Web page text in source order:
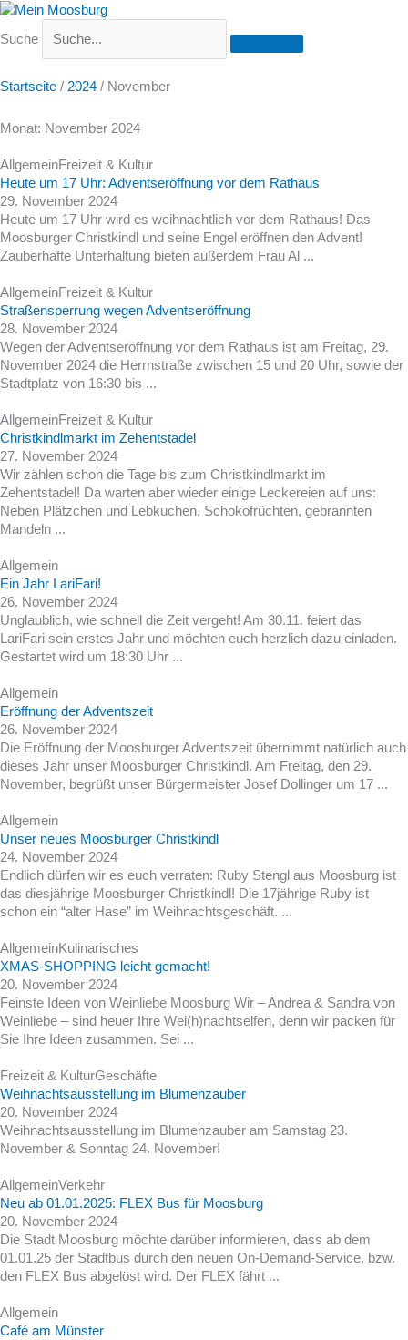
Suche
Startseite / 2024 / November
Monat: November 2024
AllgemeinFreizeit & Kultur
Heute um 17 Uhr: Adventseröffnung vor dem Rathaus
29. November 2024
Heute um 17 Uhr wird es weihnachtlich vor dem Rathaus! Das
Moosburger Christkindl und seine Engel eröffnen den Advent!
Zauberhafte Unterhaltung bieten außerdem Frau Al ...
AllgemeinFreizeit & Kultur
Straßensperrung wegen Adventseröffnung
28. November 2024
Wegen der Adventseröffnung vor dem Rathaus ist am Freitag, 29.
November 2024 die Herrnstraße zwischen 15 und 20 Uhr, sowie der
Stadtplatz von 16:30 bis ...
AllgemeinFreizeit & Kultur
Christkindlmarkt im Zehentstadel
27. November 2024
Wir zählen schon die Tage bis zum Christkindlmarkt im
Zehentstadel! Da warten aber wieder einige Leckereien auf uns:
Neben Plätzchen und Lebkuchen, Schokofrüchten, gebrannten
Mandeln ...
Allgemein
Ein Jahr LariFari!
26. November 2024
Unglaublich, wie schnell die Zeit vergeht! Am 30.11. feiert das
LariFari sein erstes Jahr und möchten euch herzlich dazu einladen.
Gestartet wird um 18:30 Uhr ...
Allgemein
Eröffnung der Adventszeit
26. November 2024
Die Eröffnung der Moosburger Adventszeit übernimmt natürlich auch
dieses Jahr unser Moosburger Christkindl. Am Freitag, den 29.
November, begrüßt unser Bürgermeister Josef Dollinger um 17 ...
Allgemein
Unser neues Moosburger Christkindl
24. November 2024
Endlich dürfen wir es euch verraten: Ruby Stengl aus Moosburg ist
das diesjährige Moosburger Christkindl! Die 17jährige Ruby ist
schon ein “alter Hase” im Weihnachtsgeschäft. ...
AllgemeinKulinarisches
XMAS-SHOPPING leicht gemacht!
20. November 2024
Feinste Ideen von Weinliebe Moosburg Wir – Andrea & Sandra von
Weinliebe – sind heuer Ihre Wei(h)nachtselfen, denn wir packen für
Sie Ihre Ideen zusammen. Sei ...
Freizeit & KulturGeschäfte
Weihnachtsausstellung im Blumenzauber
20. November 2024
Weihnachtsausstellung im Blumenzauber am Samstag 23.
November & Sonntag 24. November!
AllgemeinVerkehr
Neu ab 01.01.2025: FLEX Bus für Moosburg
20. November 2024
Die Stadt Moosburg möchte darüber informieren, dass ab dem
01.01.25 der Stadtbus durch den neuen On-Demand-Service, bzw.
den FLEX Bus abgelöst wird. Der FLEX fährt ...
Allgemein
Café am Münster